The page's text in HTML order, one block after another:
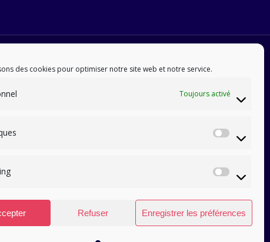
des cookies pour optimiser notre site web et notre service.
Toujours activé
Refuser Enregistrer les préférences